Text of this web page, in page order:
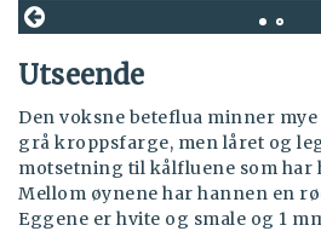
Utseende
Den voksne beteflua minner mye
grå kroppsfarge, men låret og
motsetning til kålfluene som har
Mellom øynene har hannen en
Eggene er hvite og smale og 1